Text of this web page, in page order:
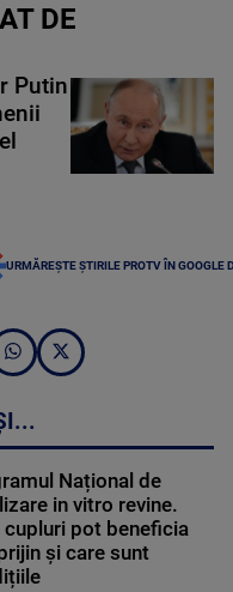
DE
Putin
URMĂREȘTE ȘTIRILE PROTV ÎN GOOGLE
Național de
in vitro revine.
cupluri pot beneficia
și care sunt